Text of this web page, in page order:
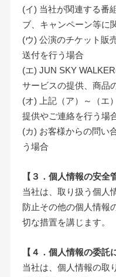
(イ) 当社が関連する番
ブ、キャンペーン等に
(ウ) 公演のチケット販
送付を行う場合
(エ) JUN SKY
サービスの提供、商品
(オ) 上記（ア）～（エ
提供やご連絡を行う場
(カ) お客様からの問い
う場合
【３．個人情報の安全
当社は、取り扱う個人
防止その他の個人情報
切な措置を講じます。
【４．個人情報の委託
当社は、個人情報の取